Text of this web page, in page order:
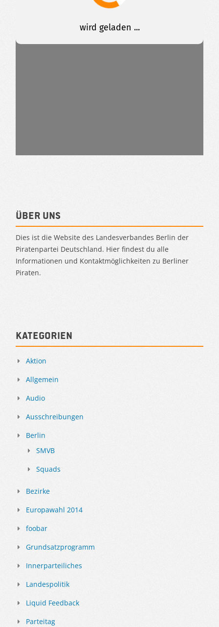
Über uns
Dies ist die Website des Landesverbandes Berlin der
Piratenpartei Deutschland. Hier findest du alle
Informationen und Kontaktmöglichkeiten zu Berliner
Piraten.
Kategorien
Aktion
Allgemein
Audio
Ausschreibungen
Berlin
SMVB
Squads
Bezirke
Europawahl 2014
foobar
Grundsatzprogramm
Innerparteiliches
Landespolitik
Liquid Feedback
Parteitag